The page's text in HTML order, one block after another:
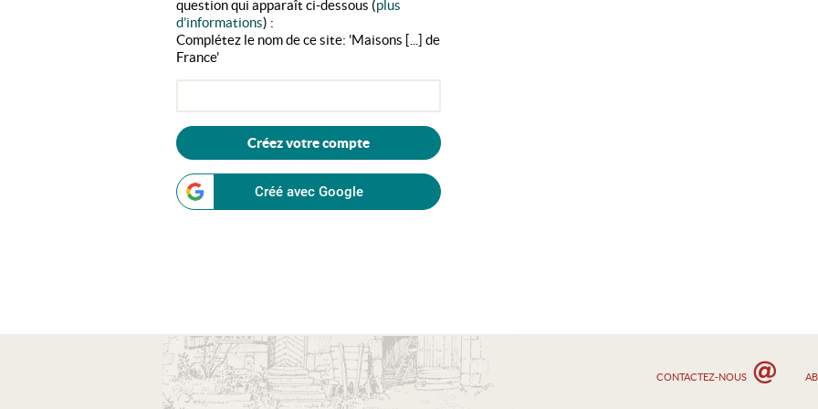
question qui apparaît ci-dessous (plus
d’informations) :
Complétez le nom de ce site: 'Maisons [...] de
France'
Créez votre compte
Créé avec Google
CONTACTEZ-NOUS